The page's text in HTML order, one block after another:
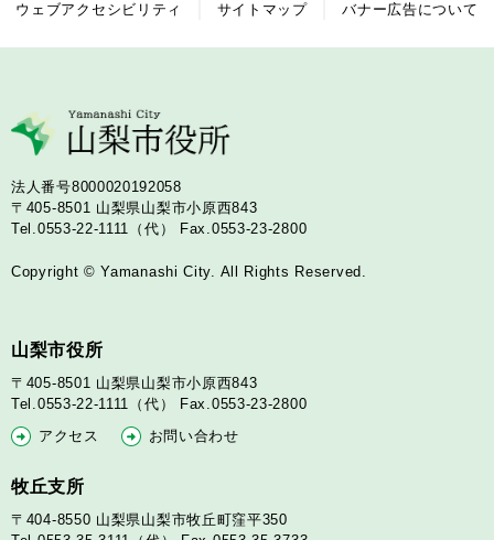
ウェブアクセシビリティ サイトマップ バナー広告について
法人番号8000020192058
〒405-8501 山梨県山梨市小原西843
Tel.0553-22-1111（代）
Fax.0553-23-2800
Copyright © Yamanashi City. All Rights Reserved.
山梨市役所
〒405-8501 山梨県山梨市小原西843
Tel.0553-22-1111（代）
Fax.0553-23-2800
アクセス
お問い合わせ
牧丘支所
〒404-8550 山梨県山梨市牧丘町窪平350